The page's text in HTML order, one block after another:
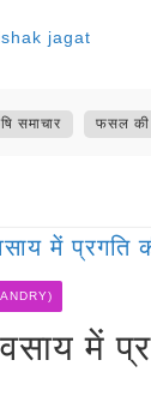
समाचार फसल की
में